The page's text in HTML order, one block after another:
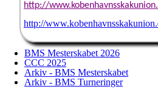
http://
http://
BMS Mesterskabet 2026
CCC 2025
Arkiv - BMS Mesterskabet
Arkiv - BMS Turneringer